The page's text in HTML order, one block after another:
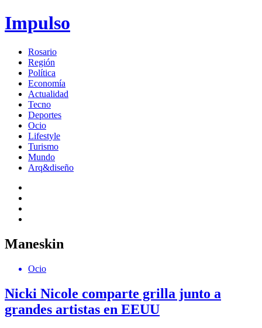
Impulso
Rosario
Región
Política
Economía
Actualidad
Tecno
Deportes
Ocio
Lifestyle
Turismo
Mundo
Arq&diseño
Maneskin
Ocio
Nicki Nicole comparte grilla junto a
grandes artistas en EEUU